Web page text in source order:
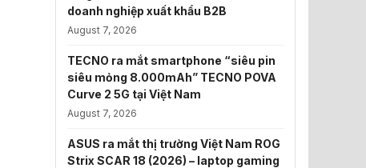
doanh nghiệp xuất khẩu B2B
August 7, 2026
TECNO ra mắt smartphone “siêu pin
siêu mỏng 8.000mAh” TECNO POVA
Curve 2 5G tại Việt Nam
August 7, 2026
ASUS ra mắt thị trường Việt Nam ROG
Strix SCAR 18 (2026) – laptop gaming